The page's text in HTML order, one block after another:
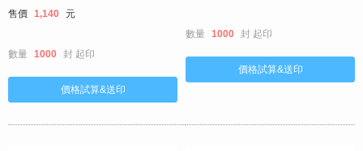
售價 1,140 元
數量 1000 封 起印
數量 1000 封 起印